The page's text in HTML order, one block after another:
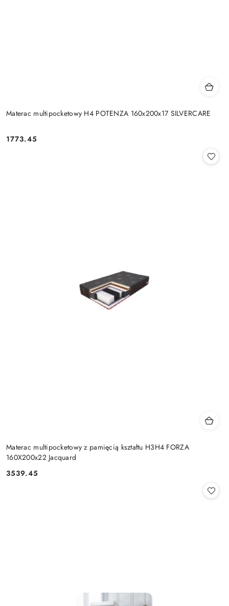
Materac multipocketowy H4 POTENZA 160x200x17 SILVERCARE
Cena:
1773.45
Materac multipocketowy z pamięcią kształtu H3H4 FORZA
160X200x22 Jacquard
Cena:
3539.45